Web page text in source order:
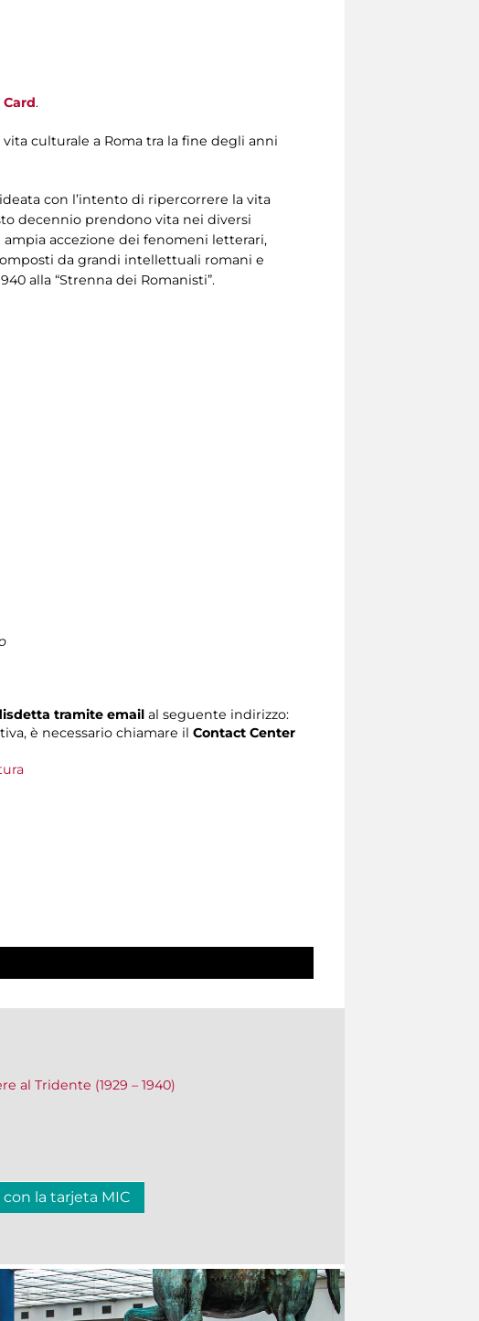
Card.
culturale a Roma tra la fine degli anni
con l’intento di ripercorrere la vita
decennio prendono vita nei diversi
ampia accezione dei fenomeni letterari,
da grandi intellettuali romani e
alla “Strenna dei Romanisti”.
tramite email al seguente indirizzo:
è necessario chiamare il Contact Center
al Tridente (1929 – 1940)
con la tarjeta MIC